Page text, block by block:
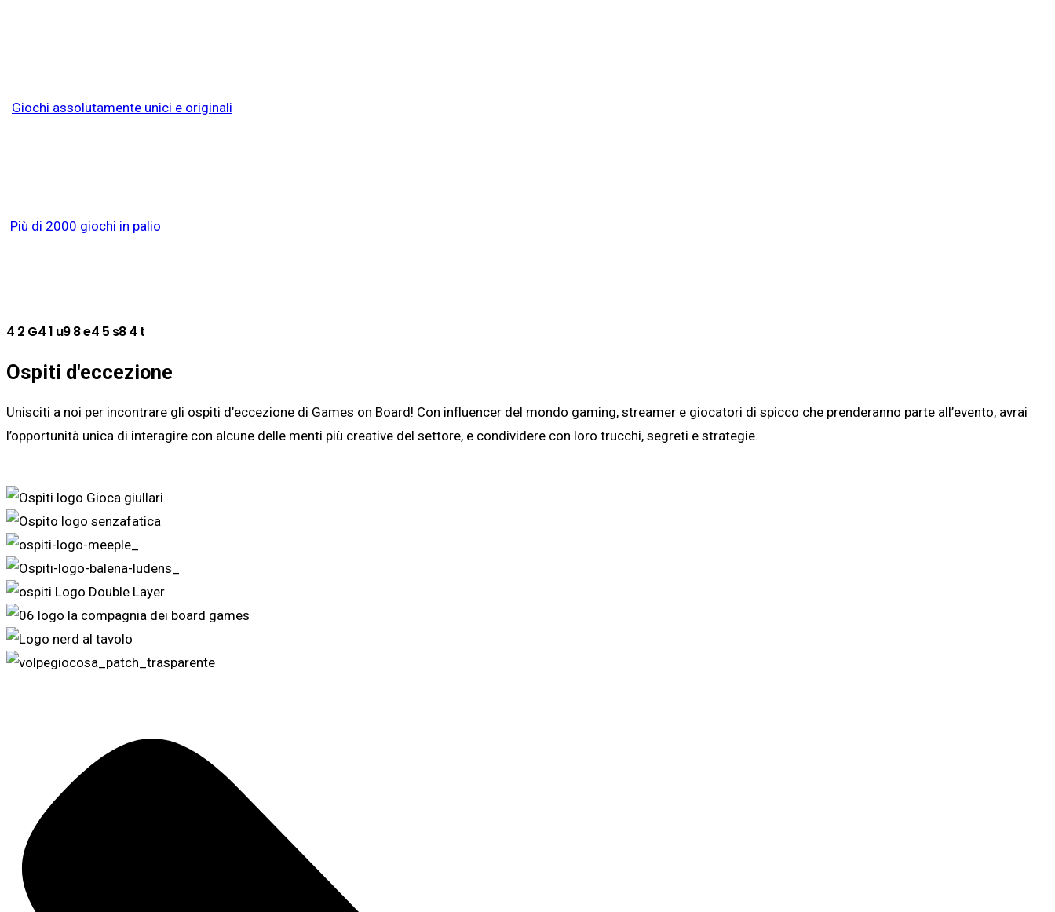
Giochi assolutamente unici e originali
Più di 2000 giochi in palio
4 2 G41 u98e4 5 s84 t
Ospiti d'eccezione
Unisciti a noi per incontrare gli ospiti d’eccezione di Games on Board! Con influencer del mondo gaming, streamer e giocatori di spicco che prenderanno parte all’evento, avrai
l’opportunità unica di interagire con alcune delle menti più creative del settore, e condividere con loro trucchi, segreti e strategie.